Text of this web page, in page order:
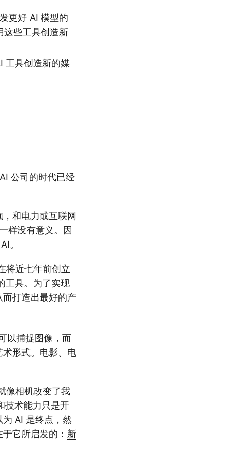
更好 AI 模型的
这些工具创造新
工具创造新的媒
公司的时代已经
和电力或互联网
样没有意义。因
。
将近七年前创立
工具。为了实现
打造出最好的产
以捕捉图像，而
形式。电影、电
像相机改变了我
技术能力只是开
AI 是终点，然
它所启发的： 新